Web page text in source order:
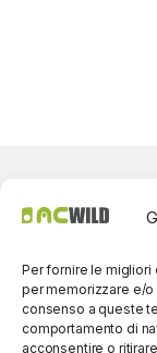
Per fornire le
per memorizzare e/
consenso a queste
comportamento di
acconsentire o